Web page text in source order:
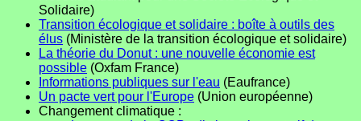
Solidaire)
Transition écologique et solidaire : boîte à outils des
élus (Ministère de la transition écologique et solidaire)
La théorie du Donut : une nouvelle économie est
possible (Oxfam France)
Informations publiques sur l'eau (Eaufrance)
Un pacte vert pour l'Europe (Union européenne)
Changement climatique :